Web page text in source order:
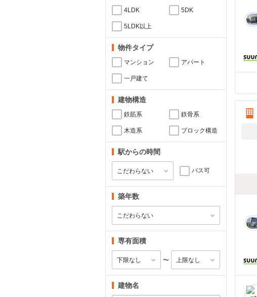
4LDK 5DK
5LDK以上
物件タイプ
マンション アパート
一戸建て
建物構造
鉄筋系 鉄骨系
木造系 ブロック構造
駅からの時間
バス可
築年数
専有面積
〜
建物名